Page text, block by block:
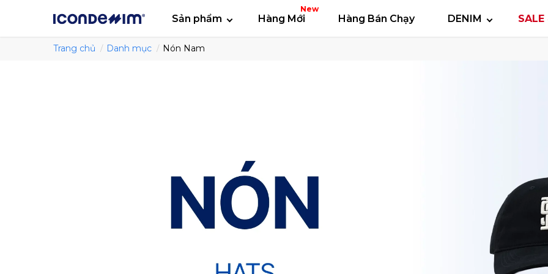
Sản phẩm Hàng Mới
New
Hàng Bán Chạy DENIM SALE
Trang chủ Danh mục Nón Nam